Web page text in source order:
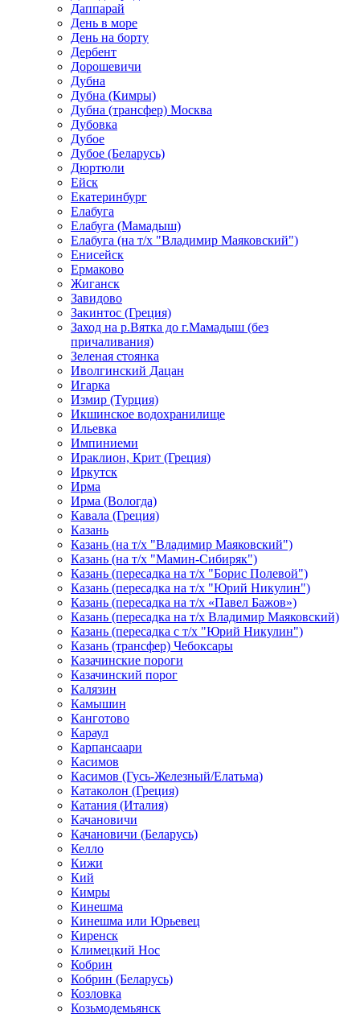
Даппарай
День в море
День на борту
Дербент
Дорошевичи
Дубна
Дубна (Кимры)
Дубна (трансфер) Москва
Дубовка
Дубое
Дубое (Беларусь)
Дюртюли
Ейск
Екатеринбург
Елабуга
Елабуга (Мамадыш)
Елабуга (на т/х "Владимир Маяковский")
Енисейск
Ермаково
Жиганск
Завидово
Закинтос (Греция)
Заход на р.Вятка до г.Мамадыш (без
причаливания)
Зеленая стоянка
Иволгинский Дацан
Игарка
Измир (Турция)
Икшинское водохранилище
Ильевка
Импиниеми
Ираклион, Крит (Греция)
Иркутск
Ирма
Ирма (Вологда)
Кавала (Греция)
Казань
Казань (на т/х "Владимир Маяковский")
Казань (на т/х "Мамин-Сибиряк")
Казань (пересадка на т/х "Борис Полевой")
Казань (пересадка на т/х "Юрий Никулин")
Казань (пересадка на т/х «Павел Бажов»)
Казань (пересадка на т/х Владимир Маяковский)
Казань (пересадка с т/х "Юрий Никулин")
Казань (трансфер) Чебоксары
Казачинские пороги
Казачинский порог
Калязин
Камышин
Канготово
Караул
Карпансаари
Касимов
Касимов (Гусь-Железный/Елатьма)
Катаколон (Греция)
Катания (Италия)
Качановичи
Качановичи (Беларусь)
Келло
Кижи
Кий
Кимры
Кинешма
Кинешма или Юрьевец
Киренск
Климецкий Нос
Кобрин
Кобрин (Беларусь)
Козловка
Козьмодемьянск